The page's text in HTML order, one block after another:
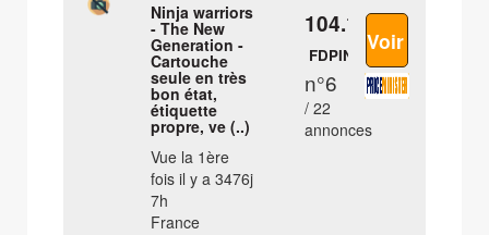
Ninja warriors
- The New
Generation -
Cartouche
seule en très
bon état,
étiquette
propre, ve (..)
Vue la 1ère
fois il y a 3476j
7h
France
104.15 €
FDPIN
n°6
/ 22
annonces